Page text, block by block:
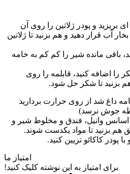
ای بریزید و پودر ژلاتین را روی آن
آب قرار دهید و هم بزنید تا ژلاتین
باقی مانده شیر را کم کم به خامه
اضافه کنید، قابلمه را روی
بزنید تا شکر حل شود.
داغ شد از روی حرارت بردارید
جوش نرسد)
وانیل، فندق و مخلوط شیر و
هم بزنید تا مواد یکدست شوند.
کاکائو تزیین کنید.
امتیاز ما
برای امتیاز به این نوشته کلیک کنید!